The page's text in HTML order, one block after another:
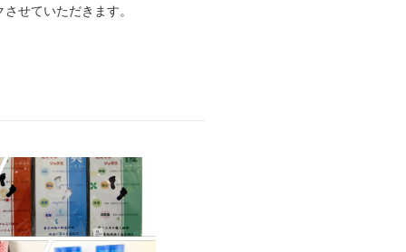
せていただきます。